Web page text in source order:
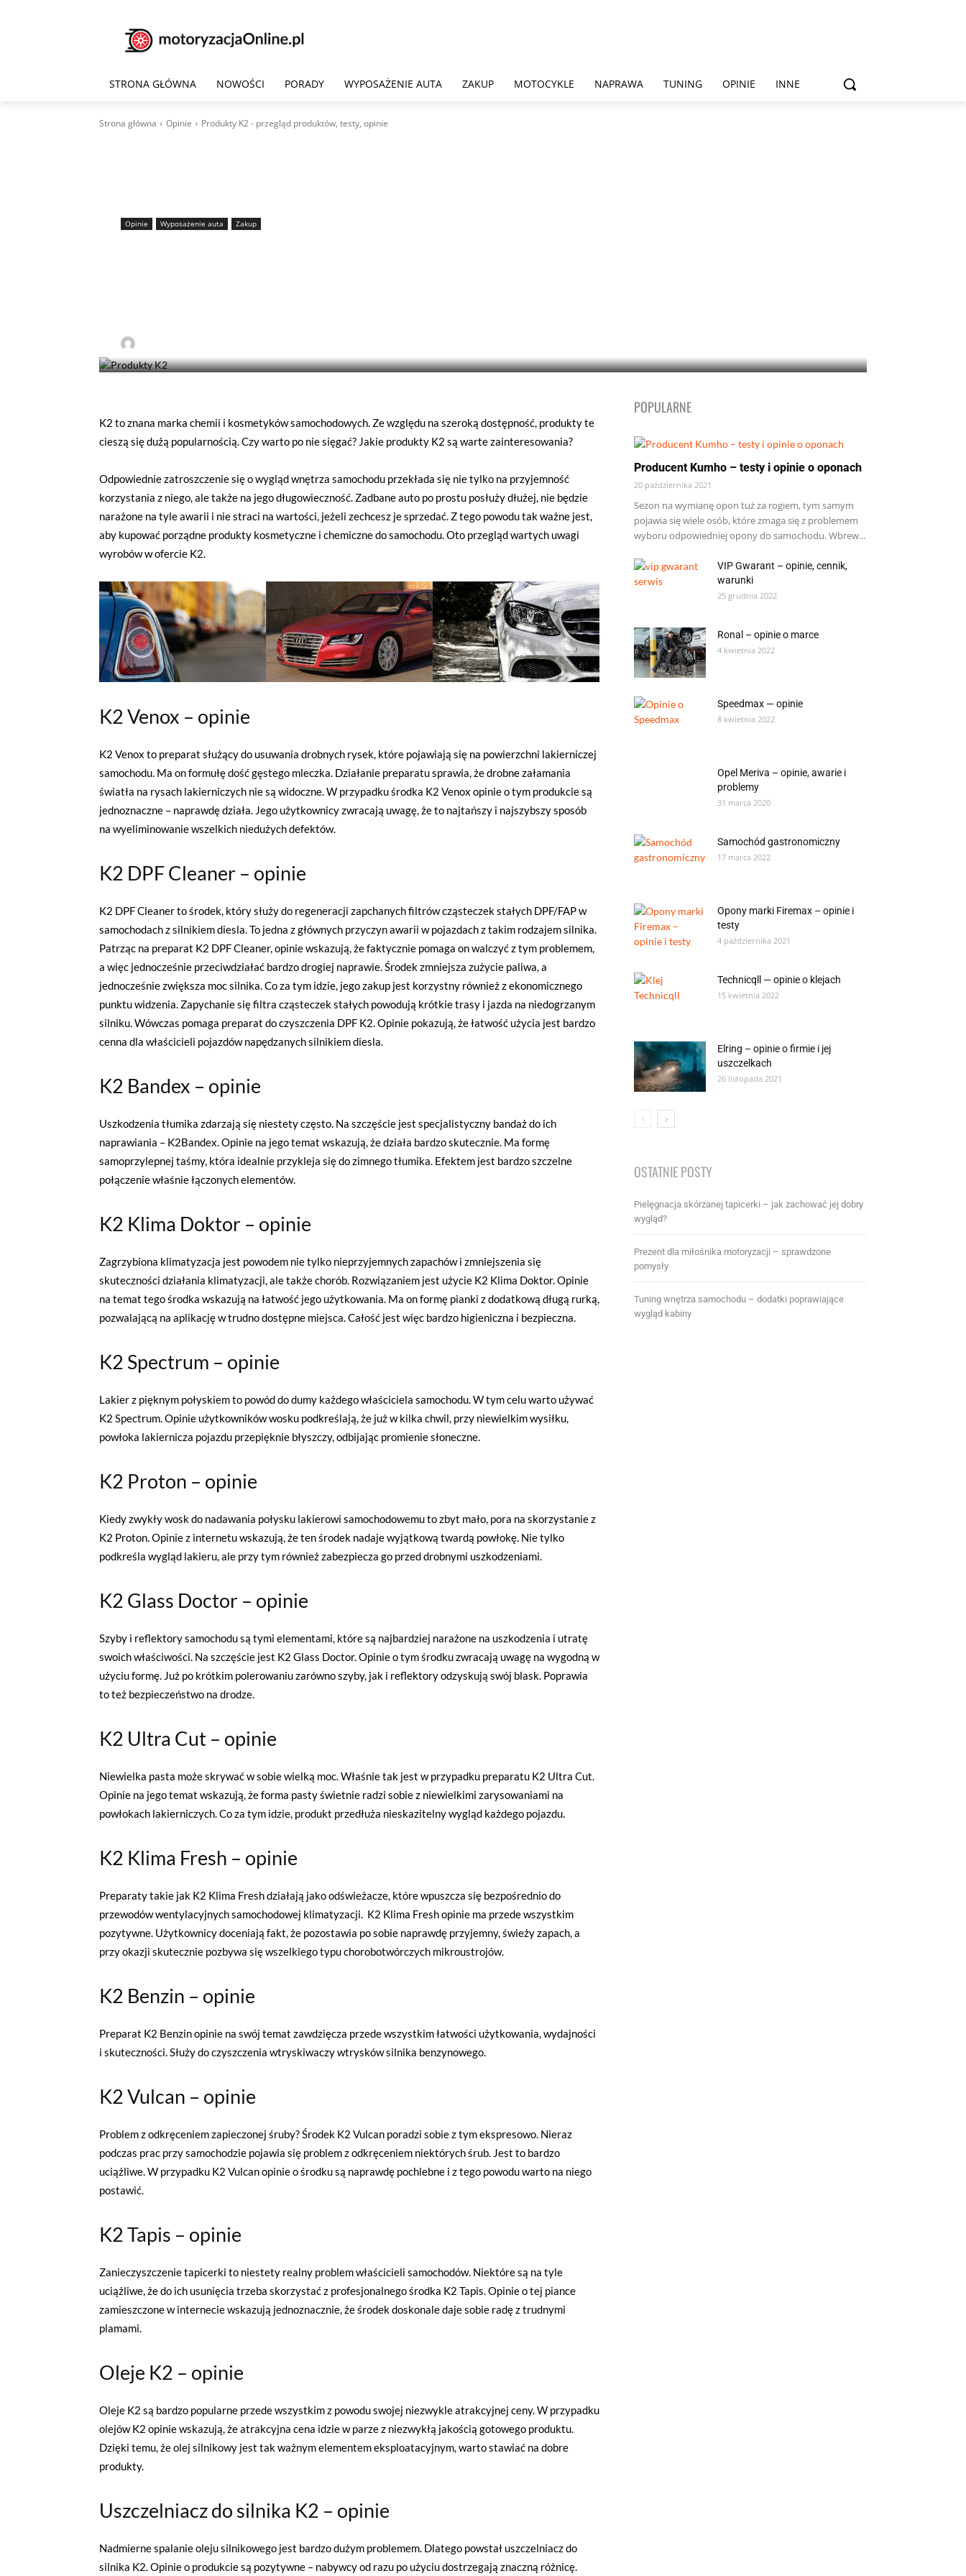
STRONA GŁÓWNA NOWOŚCI PORADY WYPOSAŻENIE AUTA ZAKUP MOTOCYKLE NAPRAWA TUNING OPINIE INNE
Strona główna Opinie Produkty K2 - przegląd produktów, testy, opinie
Opinie Wyposażenie auta Zakup
K2 to znana marka chemii i kosmetyków samochodowych. Ze względu na szeroką dostępność, produkty te
cieszą się dużą popularnością. Czy warto po nie sięgać? Jakie produkty K2 są warte zainteresowania?
Odpowiednie zatroszczenie się o wygląd wnętrza samochodu przekłada się nie tylko na przyjemność
korzystania z niego, ale także na jego długowieczność. Zadbane auto po prostu posłuży dłużej, nie będzie
narażone na tyle awarii i nie straci na wartości, jeżeli zechcesz je sprzedać. Z tego powodu tak ważne jest,
aby kupować porządne produkty kosmetyczne i chemiczne do samochodu. Oto przegląd wartych uwagi
wyrobów w ofercie K2.
K2 Venox – opinie
K2 Venox to preparat służący do usuwania drobnych rysek, które pojawiają się na powierzchni lakierniczej
samochodu. Ma on formułę dość gęstego mleczka. Działanie preparatu sprawia, że drobne załamania
światła na rysach lakierniczych nie są widoczne. W przypadku środka K2 Venox opinie o tym produkcie są
jednoznaczne – naprawdę działa. Jego użytkownicy zwracają uwagę, że to najtańszy i najszybszy sposób
na wyeliminowanie wszelkich niedużych defektów.
K2 DPF Cleaner – opinie
K2 DPF Cleaner to środek, który służy do regeneracji zapchanych filtrów cząsteczek stałych DPF/FAP w
samochodach z silnikiem diesla. To jedna z głównych przyczyn awarii w pojazdach z takim rodzajem silnika.
Patrząc na preparat K2 DPF Cleaner, opinie wskazują, że faktycznie pomaga on walczyć z tym problemem,
a więc jednocześnie przeciwdziałać bardzo drogiej naprawie. Środek zmniejsza zużycie paliwa, a
jednocześnie zwiększa moc silnika. Co za tym idzie, jego zakup jest korzystny również z ekonomicznego
punktu widzenia. Zapychanie się filtra cząsteczek stałych powodują krótkie trasy i jazda na niedogrzanym
silniku. Wówczas pomaga preparat do czyszczenia DPF K2. Opinie pokazują, że łatwość użycia jest bardzo
cenna dla właścicieli pojazdów napędzanych silnikiem diesla.
K2 Bandex – opinie
Uszkodzenia tłumika zdarzają się niestety często. Na szczęście jest specjalistyczny bandaż do ich
naprawiania – K2Bandex. Opinie na jego temat wskazują, że działa bardzo skutecznie. Ma formę
samoprzylepnej taśmy, która idealnie przykleja się do zimnego tłumika. Efektem jest bardzo szczelne
połączenie właśnie łączonych elementów.
K2 Klima Doktor – opinie
Zagrzybiona klimatyzacja jest powodem nie tylko nieprzyjemnych zapachów i zmniejszenia się
skuteczności działania klimatyzacji, ale także chorób. Rozwiązaniem jest użycie K2 Klima Doktor. Opinie
na temat tego środka wskazują na łatwość jego użytkowania. Ma on formę pianki z dodatkową długą rurką,
pozwalającą na aplikację w trudno dostępne miejsca. Całość jest więc bardzo higieniczna i bezpieczna.
K2 Spectrum – opinie
Lakier z pięknym połyskiem to powód do dumy każdego właściciela samochodu. W tym celu warto używać
K2 Spectrum. Opinie użytkowników wosku podkreślają, że już w kilka chwil, przy niewielkim wysiłku,
powłoka lakiernicza pojazdu przepięknie błyszczy, odbijając promienie słoneczne.
K2 Proton – opinie
Kiedy zwykły wosk do nadawania połysku lakierowi samochodowemu to zbyt mało, pora na skorzystanie z
K2 Proton. Opinie z internetu wskazują, że ten środek nadaje wyjątkową twardą powłokę. Nie tylko
podkreśla wygląd lakieru, ale przy tym również zabezpiecza go przed drobnymi uszkodzeniami.
K2 Glass Doctor – opinie
Szyby i reflektory samochodu są tymi elementami, które są najbardziej narażone na uszkodzenia i utratę
swoich właściwości. Na szczęście jest K2 Glass Doctor. Opinie o tym środku zwracają uwagę na wygodną w
użyciu formę. Już po krótkim polerowaniu zarówno szyby, jak i reflektory odzyskują swój blask. Poprawia
to też bezpieczeństwo na drodze.
K2 Ultra Cut – opinie
Niewielka pasta może skrywać w sobie wielką moc. Właśnie tak jest w przypadku preparatu K2 Ultra Cut.
Opinie na jego temat wskazują, że forma pasty świetnie radzi sobie z niewielkimi zarysowaniami na
powłokach lakierniczych. Co za tym idzie, produkt przedłuża nieskazitelny wygląd każdego pojazdu.
K2 Klima Fresh – opinie
Preparaty takie jak K2 Klima Fresh działają jako odświeżacze, które wpuszcza się bezpośrednio do
przewodów wentylacyjnych samochodowej klimatyzacji. K2 Klima Fresh opinie ma przede wszystkim
pozytywne. Użytkownicy doceniają fakt, że pozostawia po sobie naprawdę przyjemny, świeży zapach, a
przy okazji skutecznie pozbywa się wszelkiego typu chorobotwórczych mikroustrojów.
K2 Benzin – opinie
Preparat K2 Benzin opinie na swój temat zawdzięcza przede wszystkim łatwości użytkowania, wydajności
i skuteczności. Służy do czyszczenia wtryskiwaczy wtrysków silnika benzynowego.
K2 Vulcan – opinie
Problem z odkręceniem zapieczonej śruby? Środek K2 Vulcan poradzi sobie z tym ekspresowo. Nieraz
podczas prac przy samochodzie pojawia się problem z odkręceniem niektórych śrub. Jest to bardzo
uciążliwe. W przypadku K2 Vulcan opinie o środku są naprawdę pochlebne i z tego powodu warto na niego
postawić.
K2 Tapis – opinie
Zanieczyszczenie tapicerki to niestety realny problem właścicieli samochodów. Niektóre są na tyle
uciążliwe, że do ich usunięcia trzeba skorzystać z profesjonalnego środka K2 Tapis. Opinie o tej piance
zamieszczone w internecie wskazują jednoznacznie, że środek doskonale daje sobie radę z trudnymi
plamami.
Oleje K2 – opinie
Oleje K2 są bardzo popularne przede wszystkim z powodu swojej niezwykle atrakcyjnej ceny. W przypadku
olejów K2 opinie wskazują, że atrakcyjna cena idzie w parze z niezwykłą jakością gotowego produktu.
Dzięki temu, że olej silnikowy jest tak ważnym elementem eksploatacyjnym, warto stawiać na dobre
produkty.
Uszczelniacz do silnika K2 – opinie
Nadmierne spalanie oleju silnikowego jest bardzo dużym problemem. Dlatego powstał uszczelniacz do
silnika K2. Opinie o produkcie są pozytywne – nabywcy od razu po użyciu dostrzegają znaczną różnicę.
POPULARNE
Producent Kumho – testy i opinie o oponach
20 października 2021
Sezon na wymianę opon tuż za rogiem, tym samym
pojawia się wiele osób, które zmaga się z problemem
wyboru odpowiedniej opony do samochodu. Wbrew...
VIP Gwarant – opinie, cennik,
warunki
25 grudnia 2022
Ronal – opinie o marce
4 kwietnia 2022
Speedmax — opinie
8 kwietnia 2022
Opel Meriva – opinie, awarie i
problemy
31 marca 2020
Samochód gastronomiczny
17 marca 2022
Opony marki Firemax – opinie i
testy
4 października 2021
Technicqll — opinie o klejach
15 kwietnia 2022
Elring – opinie o firmie i jej
uszczelkach
26 listopada 2021
OSTATNIE POSTY
Pielęgnacja skórzanej tapicerki – jak zachować jej dobry
wygląd?
Prezent dla miłośnika motoryzacji – sprawdzone
pomysły
Tuning wnętrza samochodu – dodatki poprawiające
wygląd kabiny